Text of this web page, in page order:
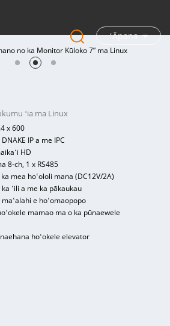
ʻĀpana
ʻia ma Linux
x 600
IP a me IPC
HD
8-ch, 1 x RS485
ka mea hoʻololi mana (DC12V/2A)
ka ʻili a me ka pākaukau
maʻalahi e hoʻomaopopo
mamao ma o ka pūnaewele
hoʻokele elevator